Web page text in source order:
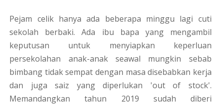
Pejam celik hanya ada beberapa minggu lagi cuti
sekolah berbaki. Ada ibu bapa yang mengambil
keputusan untuk menyiapkan keperluan
persekolahan anak-anak seawal mungkin sebab
bimbang tidak sempat dengan masa disebabkan kerja
dan juga saiz yang diperlukan 'out of stock'.
Memandangkan tahun 2019 sudah diberi